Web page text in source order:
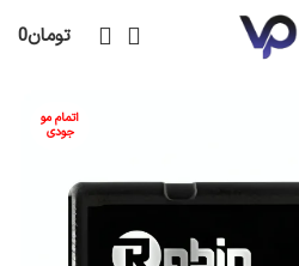
تومان0
اتمام مو
جودی